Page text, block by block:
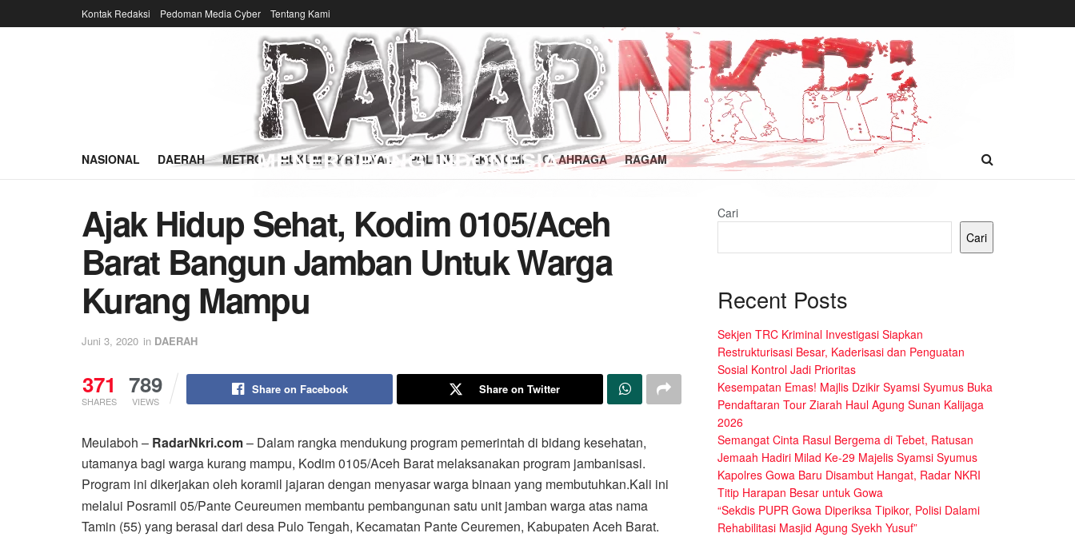
Kontak Redaksi Pedoman Media Cyber Tentang Kami
NASIONAL DAERAH METRO HUKUM & KRIMINAL POLITIK EKONOMI OLAHRAGA RAGAM
Ajak Hidup Sehat, Kodim 0105/Aceh
Barat Bangun Jamban Untuk Warga
Kurang Mampu
Juni 3, 2020 in DAERAH
371
SHARES
789
VIEWS
Share on Facebook Share on Twitter
Meulaboh – RadarNkri.com– Dalam rangka mendukung program pemerintah di bidang kesehatan,
utamanya bagi warga kurang mampu, Kodim 0105/Aceh Barat melaksanakan program jambanisasi.
Program ini dikerjakan oleh koramil jajaran dengan menyasar warga binaan yang membutuhkan.Kali ini
melalui Posramil 05/Pante Ceureumen membantu pembangunan satu unit jamban warga atas nama
Tamin (55) yang berasal dari desa Pulo Tengah, Kecamatan Pante Ceuremen, Kabupaten Aceh Barat.
Cari
Cari
Recent Posts
Sekjen TRC Kriminal Investigasi Siapkan
Restrukturisasi Besar, Kaderisasi dan Penguatan
Sosial Kontrol Jadi Prioritas
Kesempatan Emas! Majlis Dzikir Syamsi Syumus Buka
Pendaftaran Tour Ziarah Haul Agung Sunan Kalijaga
2026
Semangat Cinta Rasul Bergema di Tebet, Ratusan
Jemaah Hadiri Milad Ke-29 Majelis Syamsi Syumus
Kapolres Gowa Baru Disambut Hangat, Radar NKRI
Titip Harapan Besar untuk Gowa
“Sekdis PUPR Gowa Diperiksa Tipikor, Polisi Dalami
Rehabilitasi Masjid Agung Syekh Yusuf”